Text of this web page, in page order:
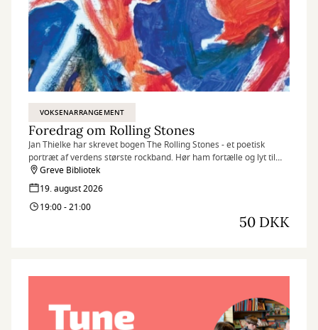
VOKSENARRANGEMENT
Foredrag om Rolling Stones
Jan Thielke har skrevet bogen The Rolling Stones - et poetisk
portræt af verdens største rockband. Hør ham fortælle og lyt til
sange fra deres LP'er, blandt andet det nye album: Foreign
Tongues.
Greve Bibliotek
19. august 2026
19:00 - 21:00
50 DKK